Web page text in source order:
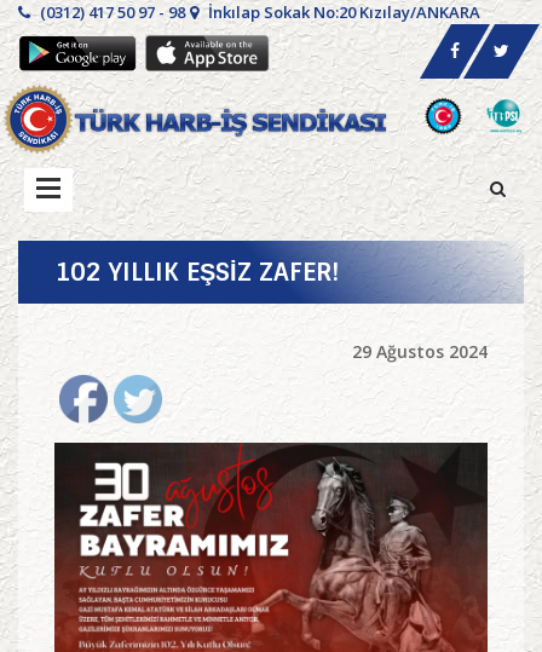
(0312) 417 50 97 - 98 İnkılap Sokak No:20 Kızılay/ANKARA
102 YILLIK EŞSİZ ZAFER!
29 Ağustos 2024